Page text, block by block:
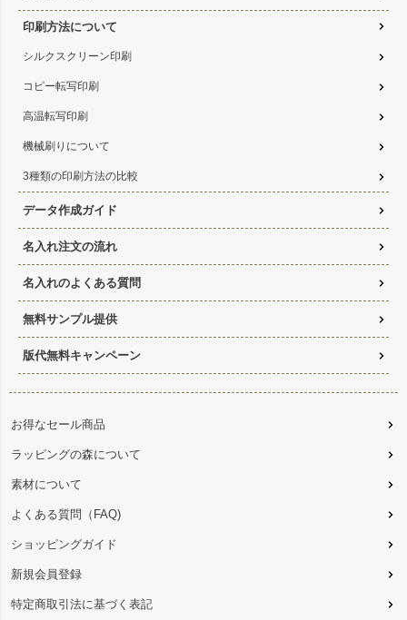
印刷方法について
シルクスクリーン印刷
コピー転写印刷
高温転写印刷
機械刷りについて
3種類の印刷方法の比較
データ作成ガイド
名入れ注文の流れ
名入れのよくある質問
無料サンプル提供
版代無料キャンペーン
お得なセール商品
ラッピングの森について
素材について
よくある質問（FAQ)
ショッピングガイド
新規会員登録
特定商取引法に基づく表記